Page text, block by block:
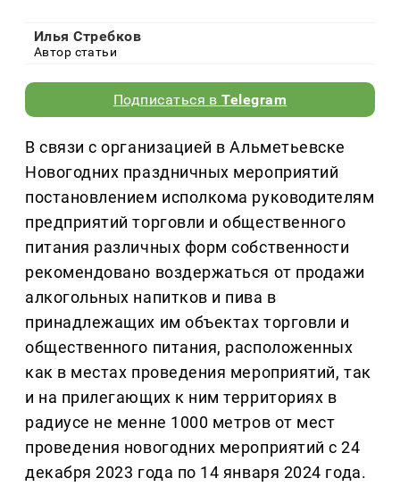
Илья Стребков
Автор статьи
Подписаться вTelegram
В связи с организацией в Альметьевске
Новогодних праздничных мероприятий
постановлением исполкома руководителям
предприятий торговли и общественного
питания различных форм собственности
рекомендовано воздержаться от продажи
алкогольных напитков и пива в
принадлежащих им объектах торговли и
общественного питания, расположенных
как в местах проведения мероприятий, так
и на прилегающих к ним территориях в
радиусе не менне 1000 метров от мест
проведения новогодних мероприятий с 24
декабря 2023 года по 14 января 2024 года.